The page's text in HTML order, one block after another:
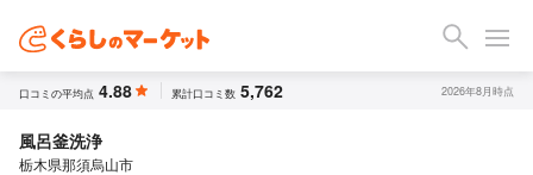
口コミの平均点 4.88 累計口コミ数 5,762 2026年8月時点
風呂釜洗浄
栃木県那須烏山市